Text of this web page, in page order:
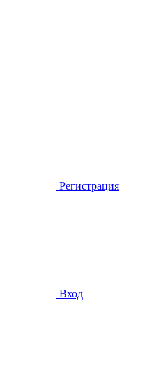
Регистрация
Вход